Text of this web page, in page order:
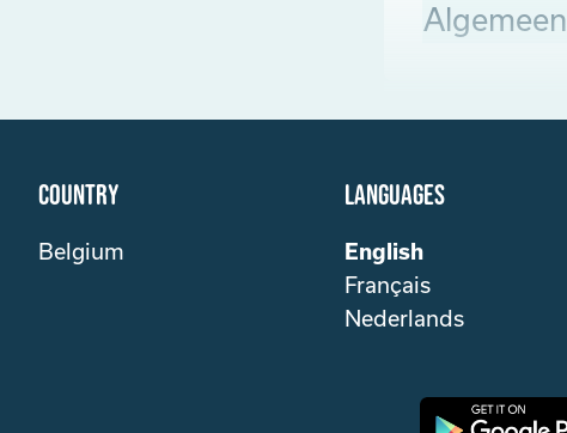
Algemeen
Country
Belgium
Languages
English
Français
Nederlands